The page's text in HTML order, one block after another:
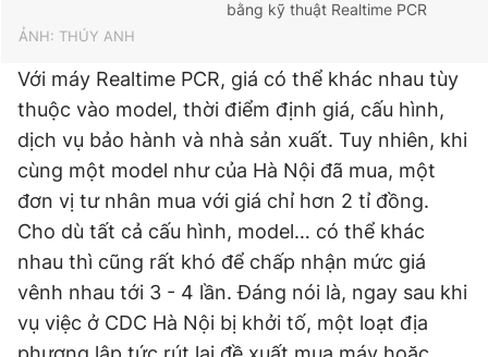
bằng kỹ thuật Realtime PCR
ẢNH: THÚY ANH
Với máy Realtime PCR, giá có thể khác nhau tùy
thuộc vào model, thời điểm định giá, cấu hình,
dịch vụ bảo hành và nhà sản xuất. Tuy nhiên, khi
cùng một model như của Hà Nội đã mua, một
đơn vị tư nhân mua với giá chỉ hơn 2 tỉ đồng.
Cho dù tất cả cấu hình, model… có thể khác
nhau thì cũng rất khó để chấp nhận mức giá
vênh nhau tới 3 - 4 lần. Đáng nói là, ngay sau khi
vụ việc ở CDC Hà Nội bị khởi tố, một loạt địa